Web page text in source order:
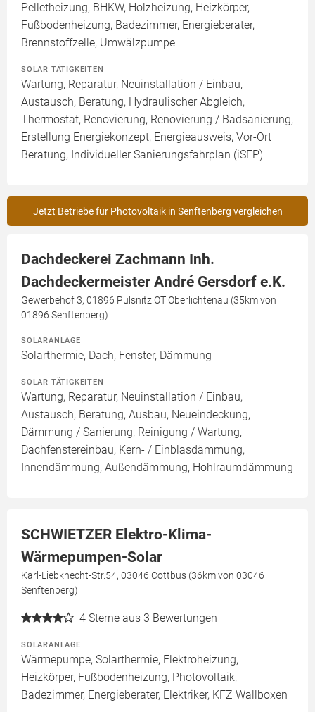
Pelletheizung, BHKW, Holzheizung, Heizkörper,
Fußbodenheizung, Badezimmer, Energieberater,
Brennstoffzelle, Umwälzpumpe
SOLAR TÄTIGKEITEN
Wartung, Reparatur, Neuinstallation / Einbau,
Austausch, Beratung, Hydraulischer Abgleich,
Thermostat, Renovierung, Renovierung / Badsanierung,
Erstellung Energiekonzept, Energieausweis, Vor-Ort
Beratung, Individueller Sanierungsfahrplan (iSFP)
Jetzt Betriebe für Photovoltaik in Senftenberg vergleichen
Dachdeckerei Zachmann Inh.
Dachdeckermeister André Gersdorf e.K.
Gewerbehof 3, 01896 Pulsnitz OT Oberlichtenau (35km von
01896 Senftenberg)
SOLARANLAGE
Solarthermie, Dach, Fenster, Dämmung
SOLAR TÄTIGKEITEN
Wartung, Reparatur, Neuinstallation / Einbau,
Austausch, Beratung, Ausbau, Neueindeckung,
Dämmung / Sanierung, Reinigung / Wartung,
Dachfenstereinbau, Kern- / Einblasdämmung,
Innendämmung, Außendämmung, Hohlraumdämmung
SCHWIETZER Elektro-Klima-
Wärmepumpen-Solar
Karl-Liebknecht-Str.54, 03046 Cottbus (36km von 03046
Senftenberg)
4 Sterne aus 3 Bewertungen
SOLARANLAGE
Wärmepumpe, Solarthermie, Elektroheizung,
Heizkörper, Fußbodenheizung, Photovoltaik,
Badezimmer, Energieberater, Elektriker, KFZ Wallboxen